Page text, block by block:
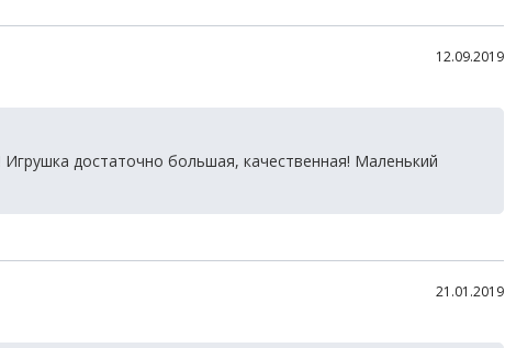
12.09.2019
достаточно большая, качественная! Маленький
21.01.2019